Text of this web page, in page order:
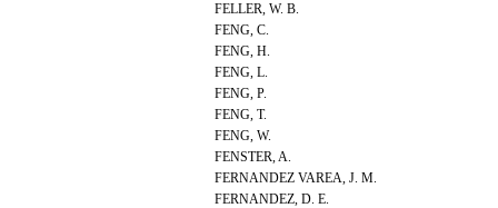
FELLER, W. B.
FENG, C.
FENG, H.
FENG, L.
FENG, P.
FENG, T.
FENG, W.
FENSTER, A.
FERNANDEZ VAREA, J. M.
FERNANDEZ, D. E.